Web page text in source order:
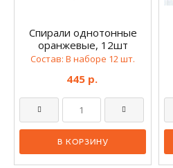
Спирали однотонные
оранжевые, 12шт
Состав: В наборе 12 шт.
445 р.